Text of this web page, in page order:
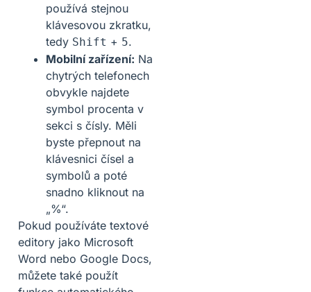
používá stejnou
klávesovou zkratku,
tedy Shift + 5.
Mobilní zařízení: Na
chytrých telefonech
obvykle najdete
symbol procenta v
sekci s čísly. Měli
byste přepnout na
klávesnici čísel a
symbolů a poté
snadno kliknout na
„%“.
Pokud používáte textové
editory jako Microsoft
Word nebo Google Docs,
můžete také použít